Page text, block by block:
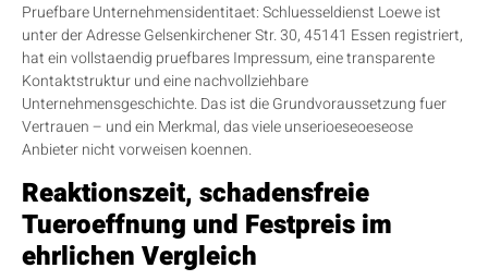
Pruefbare Unternehmensidentitaet: Schluesseldienst Loewe ist
unter der Adresse Gelsenkirchener Str. 30, 45141 Essen registriert,
hat ein vollstaendig pruefbares Impressum, eine transparente
Kontaktstruktur und eine nachvollziehbare
Unternehmensgeschichte. Das ist die Grundvoraussetzung fuer
Vertrauen – und ein Merkmal, das viele unserioeseoeseose
Anbieter nicht vorweisen koennen.
Reaktionszeit, schadensfreie
Tueroeffnung und Festpreis im
ehrlichen Vergleich